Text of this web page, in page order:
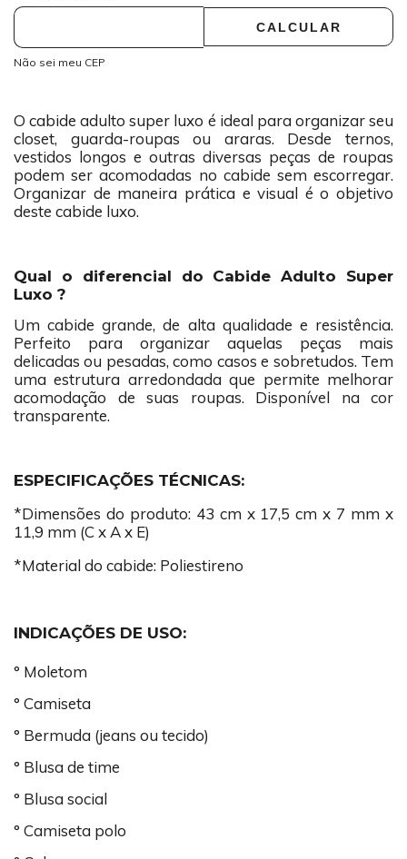
CALCULAR
Não sei meu CEP
O cabide adulto super luxo é ideal para organizar seu
closet, guarda-roupas ou araras. Desde ternos,
vestidos longos e outras diversas peças de roupas
podem ser acomodadas no cabide sem escorregar.
Organizar de maneira prática e visual é o objetivo
deste cabide luxo.
Qual o diferencial do Cabide Adulto Super
Luxo ?
Um cabide grande, de alta qualidade e resistência.
Perfeito para organizar aquelas peças mais
delicadas ou pesadas, como casos e sobretudos. Tem
uma estrutura arredondada que permite melhorar
acomodação de suas roupas. Disponível na cor
transparente.
ESPECIFICAÇÕES TÉCNICAS:
*Dimensões do produto: 43 cm x 17,5 cm x 7 mm x
11,9 mm (C x A x E)
*Material do cabide: Poliestireno
INDICAÇÕES DE USO:
° Moletom
° Camiseta
° Bermuda (jeans ou tecido)
° Blusa de time
° Blusa social
° Camiseta polo